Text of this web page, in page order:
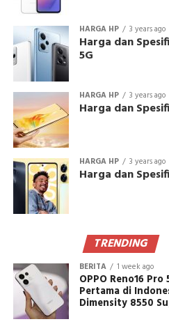
HARGA HP 3 years ago
Harga dan
5G
HARGA HP 3 years ago
Harga dan
HARGA HP 3 years ago
Harga dan
TRENDING
BERITA 1 week ago
OPPO Reno16
Pertama di
Dimensity 8550